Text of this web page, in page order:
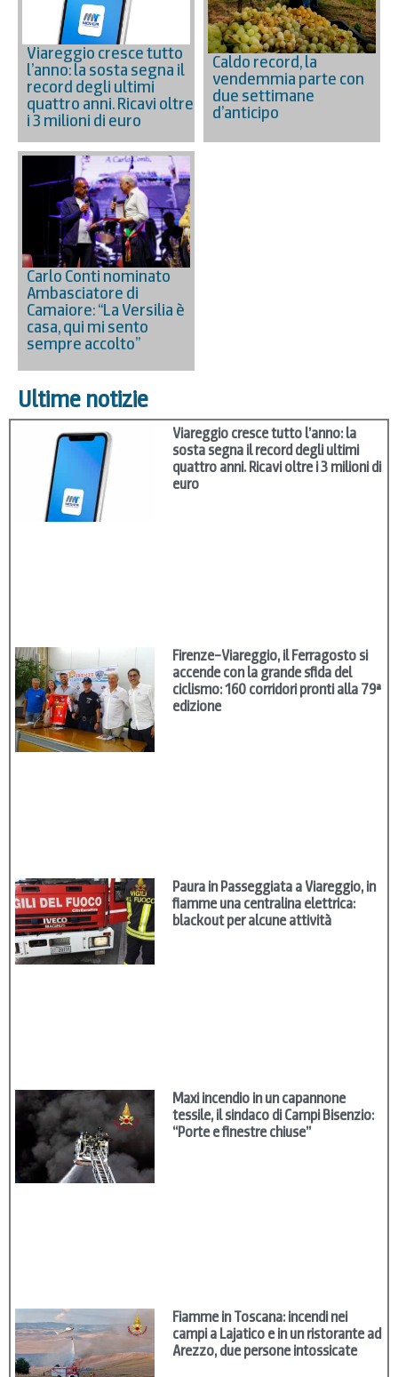
Viareggio cresce tutto
l’anno: la sosta segna il
record degli ultimi
quattro anni. Ricavi oltre
i 3 milioni di euro
Caldo record, la
vendemmia parte con
due settimane
d’anticipo
Carlo Conti nominato
Ambasciatore di
Camaiore: “La Versilia è
casa, qui mi sento
sempre accolto”
Ultime notizie
Viareggio cresce tutto l’anno: la
sosta segna il record degli ultimi
quattro anni. Ricavi oltre i 3 milioni di
euro
Firenze–Viareggio, il Ferragosto si
accende con la grande sfida del
ciclismo: 160 corridori pronti alla 79ª
edizione
Paura in Passeggiata a Viareggio, in
fiamme una centralina elettrica:
blackout per alcune attività
Maxi incendio in un capannone
tessile, il sindaco di Campi Bisenzio:
“Porte e finestre chiuse”
Fiamme in Toscana: incendi nei
campi a Lajatico e in un ristorante ad
Arezzo, due persone intossicate